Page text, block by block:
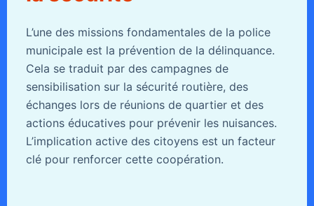
L’une des missions fondamentales de la police
municipale est la prévention de la délinquance.
Cela se traduit par des campagnes de
sensibilisation sur la sécurité routière, des
échanges lors de réunions de quartier et des
actions éducatives pour prévenir les nuisances.
L’implication active des citoyens est un facteur
clé pour renforcer cette coopération.